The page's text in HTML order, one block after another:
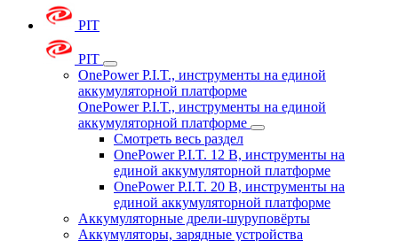
PIT
PIT
OnePower P.I.T., инструменты на единой
аккумуляторной платформе
OnePower P.I.T., инструменты на единой
аккумуляторной платформе
Смотреть весь раздел
OnePower P.I.T. 12 В, инструменты на
единой аккумуляторной платформе
OnePower P.I.T. 20 В, инструменты на
единой аккумуляторной платформе
Аккумуляторные дрели-шуруповёрты
Аккумуляторы, зарядные устройства